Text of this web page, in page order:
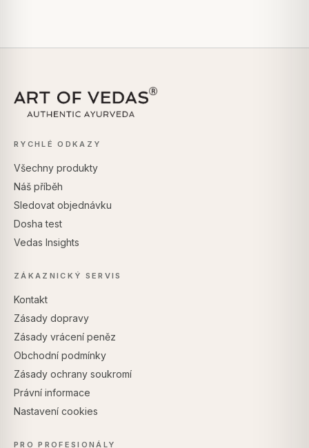
RYCHLÉ ODKAZY
Všechny produkty
Náš příběh
Sledovat objednávku
Dosha test
Vedas Insights
ZÁKAZNICKÝ SERVIS
Kontakt
Zásady dopravy
Zásady vrácení peněz
Obchodní podmínky
Zásady ochrany soukromí
Právní informace
Nastavení cookies
PRO PROFESIONÁLY